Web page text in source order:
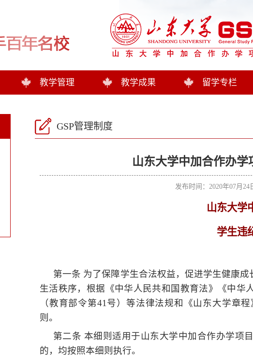
教学管理 教学成果 留学专栏
GSP管理制度
山东大学中加合作办学
发布时间：2020年07月
山东大学
学生违
第一条 为了保障学生合法权益，促进学生健康
生活秩序，根据《中华人民共和国教育法》《中华
（教育部令第41 号）等法律法规和《山东大学章
则。
第二条 本细则适用于山东大学中加合作办学项
的，均按照本细则执行。